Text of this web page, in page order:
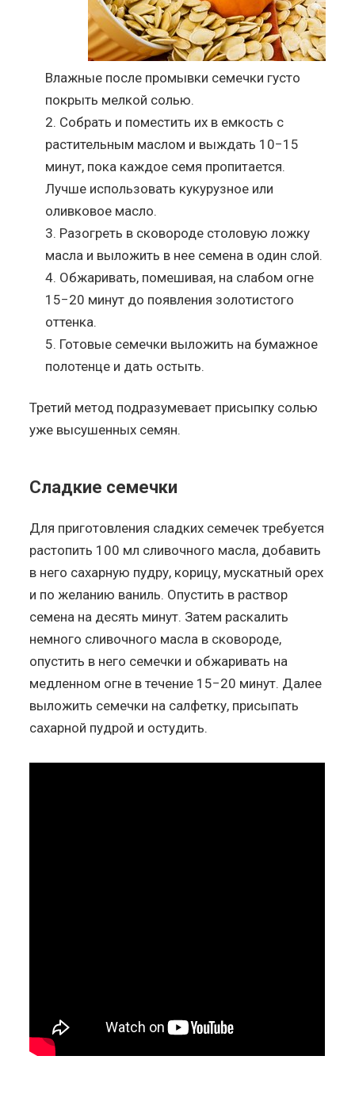
Влажные после промывки семечки густо
покрыть мелкой солью.
Собрать и поместить их в емкость с
растительным маслом и выждать 10−15
минут, пока каждое семя пропитается.
Лучше использовать кукурузное или
оливковое масло.
Разогреть в сковороде столовую ложку
масла и выложить в нее семена в один слой.
Обжаривать, помешивая, на слабом огне
15−20 минут до появления золотистого
оттенка.
Готовые семечки выложить на бумажное
полотенце и дать остыть.
Третий метод подразумевает присыпку солью
уже высушенных семян.
Сладкие семечки
Для приготовления сладких семечек требуется
растопить 100 мл сливочного масла, добавить
в него сахарную пудру, корицу, мускатный орех
и по желанию ваниль. Опустить в раствор
семена на десять минут. Затем раскалить
немного сливочного масла в сковороде,
опустить в него семечки и обжаривать на
медленном огне в течение 15−20 минут. Далее
выложить семечки на салфетку, присыпать
сахарной пудрой и остудить.